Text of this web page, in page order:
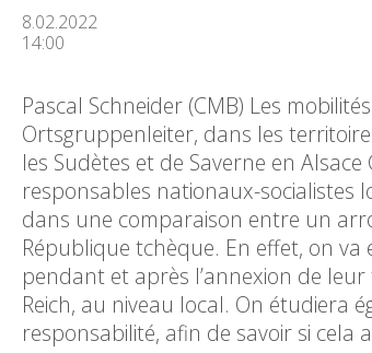
8.02.2022
14:00
Pascal Schneider (CMB) Les
Ortsgruppenleiter, dans les
les Sudètes et de Saverne en
responsables nationaux-socialistes
dans une comparaison entre un
République tchèque. En effet, on
pendant et après l’annexion de
Reich, au niveau local. On étudiera
responsabilité, afin de savoir si cela